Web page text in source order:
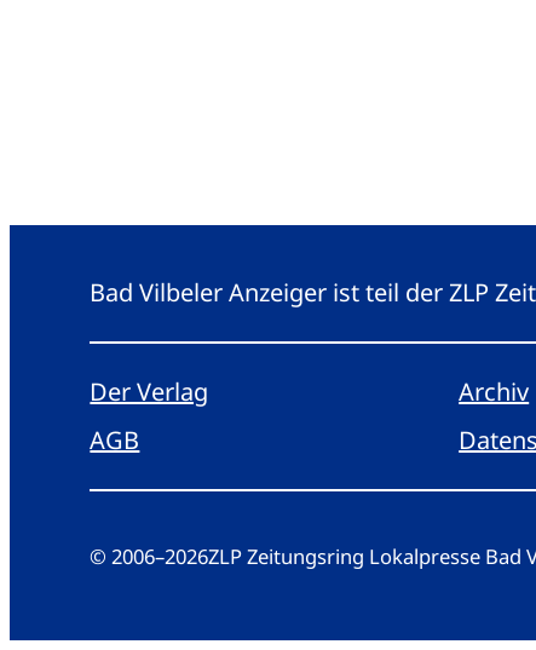
Bad Vilbeler Anzeiger ist teil der ZLP
Der Verlag Archiv
AGB
© 2006–2026ZLP Zeitungsring Lokalpresse Bad